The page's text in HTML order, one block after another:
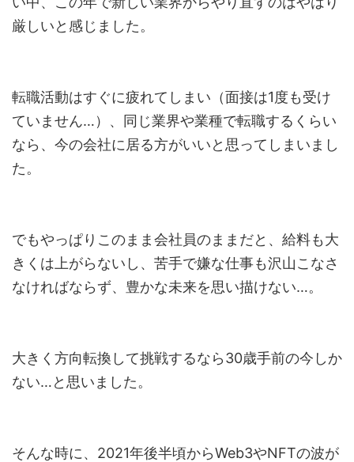
厳しいと感じました。
転職活動はすぐに疲れてしまい（面接は1度も受け
ていません…）、同じ業界や業種で転職するくらい
なら、今の会社に居る方がいいと思ってしまいまし
た。
でもやっぱりこのまま会社員のままだと、給料も大
きくは上がらないし、苦手で嫌な仕事も沢山こなさ
なければならず、豊かな未来を思い描けない…。
大きく方向転換して挑戦するなら30歳手前の今しか
ない…と思いました。
そんな時に、2021年後半頃からWeb3やNFTの波が